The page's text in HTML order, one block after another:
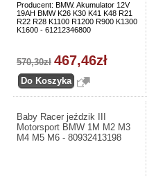
Producent: BMW. Akumulator 12V
19AH BMW K26 K30 K41 K48 R21
R22 R28 K1100 R1200 R900 K1300
K1600 - 61212346800
570,30zł 467,46zł
Baby Racer jeździk III
Motorsport BMW 1M M2 M3
M4 M5 M6 - 80932413198